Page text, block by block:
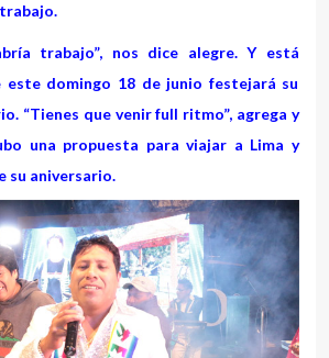
trabajo”, nos dice alegre. Y está
domingo 18 de junio festejará su
“Tienes que venir full ritmo”, agrega y
una propuesta para viajar a Lima y
su aniversario.